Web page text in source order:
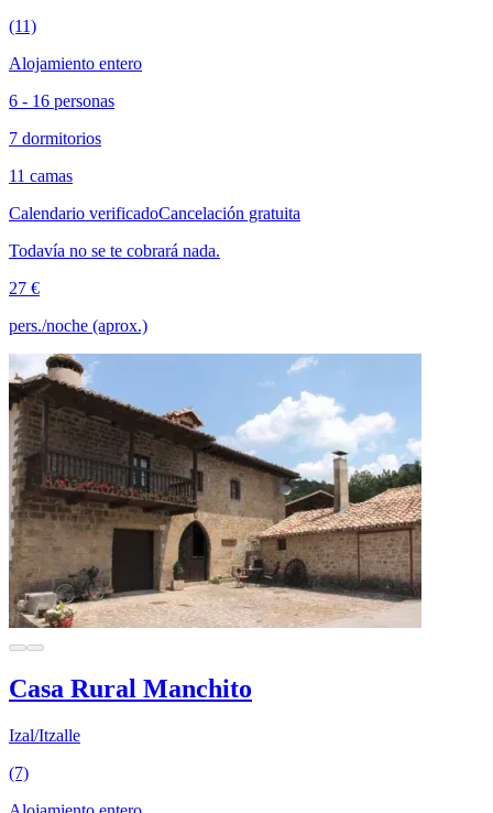
(11)
Alojamiento entero
6 - 16 personas
7 dormitorios
11 camas
Calendario verificadoCancelación gratuita
Todavía no se te cobrará nada.
27 €
pers./noche (aprox.)
Casa Rural Manchito
Izal/Itzalle
(7)